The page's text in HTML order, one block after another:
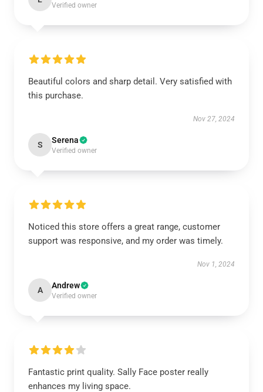
Verified owner
Beautiful colors and sharp detail. Very satisfied with
this purchase.
Nov 27, 2024
S Serena
Verified owner
Noticed this store offers a great range, customer
support was responsive, and my order was timely.
Nov 1, 2024
A Andrew
Verified owner
Fantastic print quality. Sally Face poster really
enhances my living space.